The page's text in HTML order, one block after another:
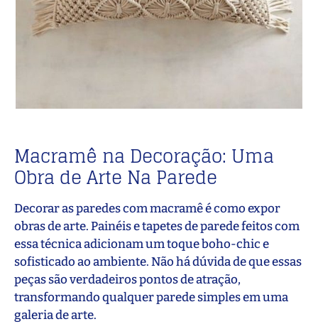
Macramê na Decoração: Uma
Obra de Arte Na Parede
Decorar as paredes com macramê é como expor
obras de arte. Painéis e tapetes de parede feitos com
essa técnica adicionam um toque boho-chic e
sofisticado ao ambiente. Não há dúvida de que essas
peças são verdadeiros pontos de atração,
transformando qualquer parede simples em uma
galeria de arte.